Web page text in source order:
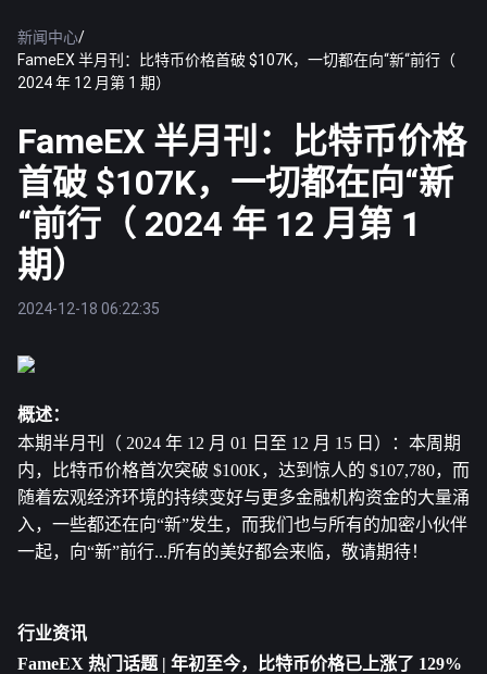
新闻中心/
FameEX 半月刊：比特币价格首破 $107K，一切都在向“新“前行（
2024 年 12 月第 1 期）
FameEX 半月刊：比特币价格
首破 $107K，一切都在向“新
“前行（ 2024 年 12 月第 1
期）
2024-12-18 06:22:35
概述：
本期半月刊（ 2024 年 12 月 01 日至 12 月 15 日）：本周期
内，比特币价格首次突破 $100K，达到惊人的 $107,780，而
随着宏观经济环境的持续变好与更多金融机构资金的大量涌
入，一些都还在向“新”发生，而我们也与所有的加密小伙伴
一起，向“新”前行...所有的美好都会来临，敬请期待！
行业资讯
FameEX 热门话题 | 年初至今，比特币价格已上涨了 129%